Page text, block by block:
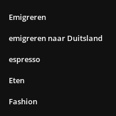
Emigreren
emigreren naar Duitsland
espresso
Eten
Fashion